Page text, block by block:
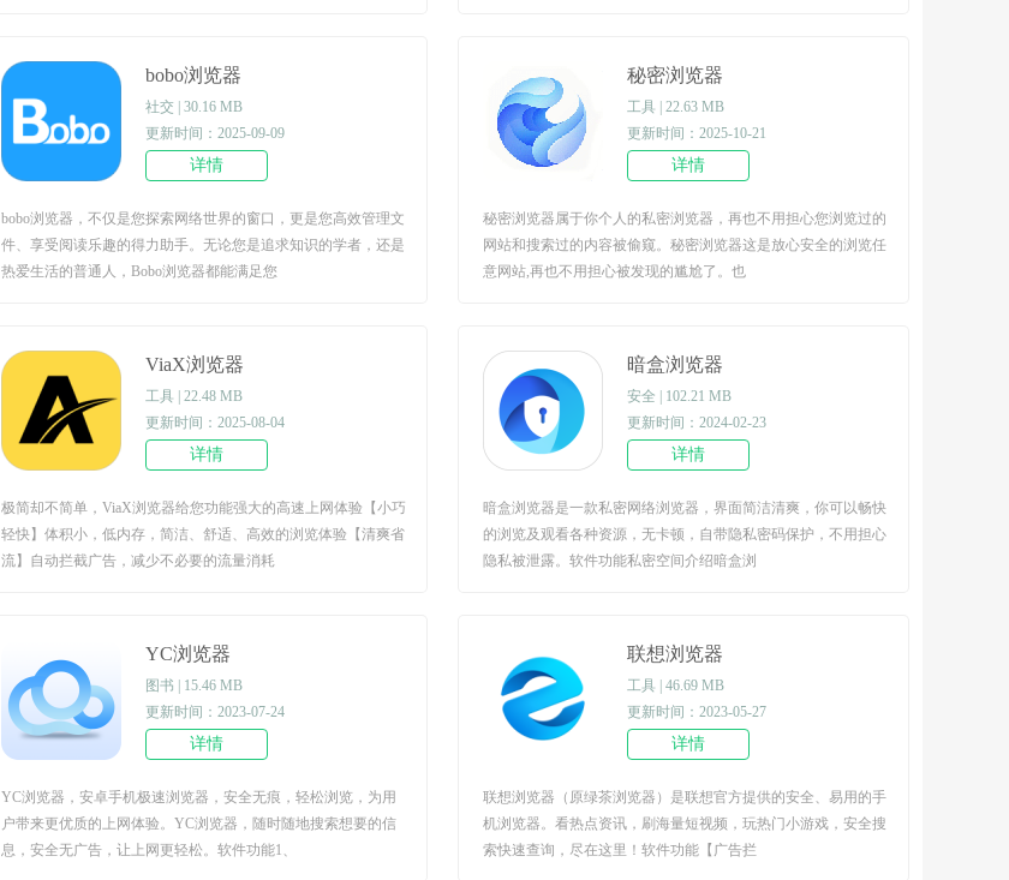
bobo浏览器
社交 | 30.16 MB
更新时间：2025-09-09
详情
bobo浏览器，不仅是您探索网络世界的窗口，更是您高效管理文
件、享受阅读乐趣的得力助手。无论您是追求知识的学者，还是
热爱生活的普通人，Bobo浏览器都能满足您
秘密浏览器
工具 | 22.63 MB
更新时间：2025-10-21
详情
秘密浏览器属于你个人的私密浏览器，再也不用担心您浏览过的
网站和搜索过的内容被偷窥。秘密浏览器这是放心安全的浏览任
意网站,再也不用担心被发现的尴尬了。也
ViaX浏览器
工具 | 22.48 MB
更新时间：2025-08-04
详情
极简却不简单，ViaX浏览器给您功能强大的高速上网体验【小巧
轻快】体积小，低内存，简洁、舒适、高效的浏览体验【清爽省
流】自动拦截广告，减少不必要的流量消耗
暗盒浏览器
安全 | 102.21 MB
更新时间：2024-02-23
详情
暗盒浏览器是一款私密网络浏览器，界面简洁清爽，你可以畅快
的浏览及观看各种资源，无卡顿，自带隐私密码保护，不用担心
隐私被泄露。软件功能私密空间介绍暗盒浏
YC浏览器
图书 | 15.46 MB
更新时间：2023-07-24
详情
YC浏览器，安卓手机极速浏览器，安全无痕，轻松浏览，为用
户带来更优质的上网体验。YC浏览器，随时随地搜索想要的信
息，安全无广告，让上网更轻松。软件功能1、
联想浏览器
工具 | 46.69 MB
更新时间：2023-05-27
详情
联想浏览器（原绿茶浏览器）是联想官方提供的安全、易用的手
机浏览器。看热点资讯，刷海量短视频，玩热门小游戏，安全搜
索快速查询，尽在这里！软件功能【广告拦